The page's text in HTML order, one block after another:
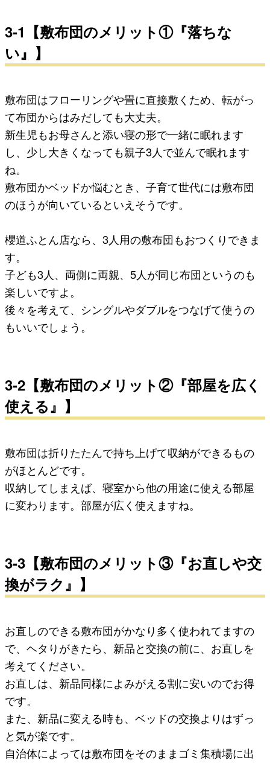
3-1【敷布団のメリット①『落ちな
い』】
敷布団はフローリングや畳に直接敷くため、転がっ
て布団からはみだしても大丈夫。
新生児もお母さんと添い寝の形で一緒に眠れます
し、少し大きくなっても親子3人で並んで眠れます
ね。
敷布団かベッドか悩むとき、子育て世代には敷布団
のほうが向いているといえそうです。
櫻道ふとん店なら、3人用の敷布団もおつくりできま
す。
子ども3人、両側に両親、5人が同じ布団というのも
楽しいですよ。
後々を考えて、シングルやダブルをつなげて使うの
もいいでしょう。
3-2【敷布団のメリット②『部屋を広く
使える』】
敷布団は折りたたんで持ち上げて収納ができるもの
がほとんどです。
収納してしまえば、寝室から他の用途に使える部屋
に変わります。部屋が広く使えますね。
3-3【敷布団のメリット③『お直しや交
換がラク』】
お直しのできる敷布団がかなり多く使われてますの
で、ヘタりがきたら、新品と交換の前に、お直しを
考えてください。
お直しは、新品同様によみがえる割に安いのでお得
です。
また、新品に変える時も、ベッドの交換よりはずっ
と気が楽です。
自治体によっては敷布団をそのままゴミ集積場に出